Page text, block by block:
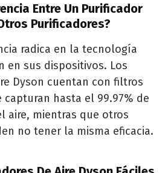
Entre Un Purificador
Purificadores?
radica en la tecnología
en sus dispositivos. Los
Dyson cuentan con filtros
capturan hasta el 99.97% de
aire, mientras que otros
no tener la misma eficacia.